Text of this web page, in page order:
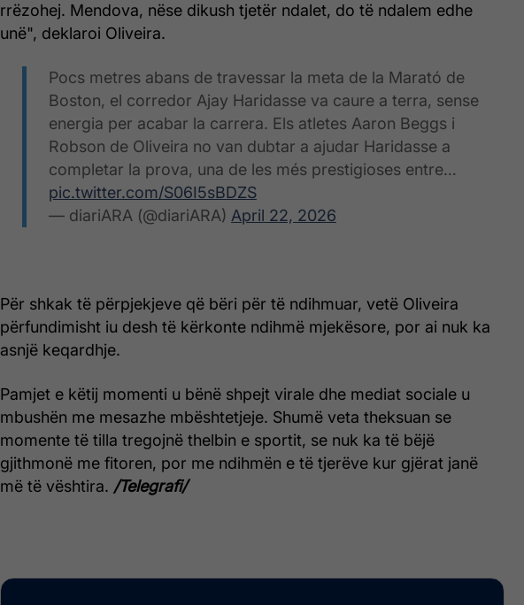
rrëzohej. Mendova, nëse dikush tjetër ndalet, do të ndalem edhe
unë", deklaroi Oliveira.
Pocs metres abans de travessar la meta de la Marató de
Boston, el corredor Ajay Haridasse va caure a terra, sense
energia per acabar la carrera. Els atletes Aaron Beggs i
Robson de Oliveira no van dubtar a ajudar Haridasse a
completar la prova, una de les més prestigioses entre…
pic.twitter.com/S06I5sBDZS
— diariARA (@diariARA) April 22, 2026
Për shkak të përpjekjeve që bëri për të ndihmuar, vetë Oliveira
përfundimisht iu desh të kërkonte ndihmë mjekësore, por ai nuk ka
asnjë keqardhje.
Pamjet e këtij momenti u bënë shpejt virale dhe mediat sociale u
mbushën me mesazhe mbështetjeje. Shumë veta theksuan se
momente të tilla tregojnë thelbin e sportit, se nuk ka të bëjë
gjithmonë me fitoren, por me ndihmën e të tjerëve kur gjërat janë
më të vështira. /Telegrafi/